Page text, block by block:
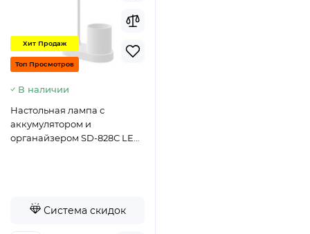
Хит Продаж
Топ Просмотров
В наличии
Настольная лампа с
аккумулятором и
органайзером SD-828С LED
Система скидок